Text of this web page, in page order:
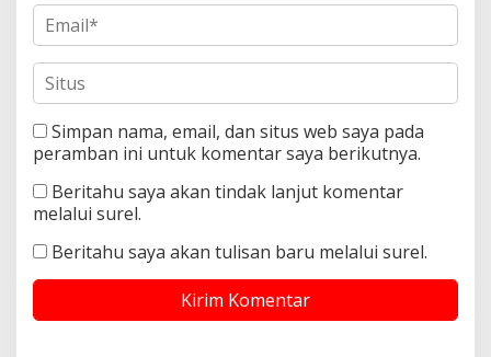
Simpan nama, email, dan situs web saya pada
peramban ini untuk komentar saya berikutnya.
Beritahu saya akan tindak lanjut komentar
melalui surel.
Beritahu saya akan tulisan baru melalui surel.